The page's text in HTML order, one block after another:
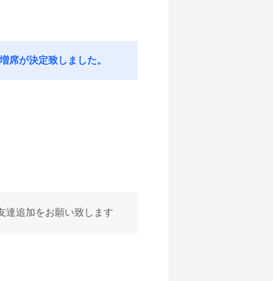
席が決定致しました。
追加をお願い致します